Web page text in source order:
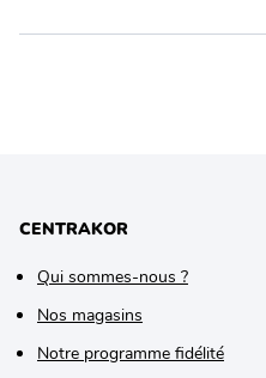
CENTRAKOR
Qui sommes-nous ?
Nos magasins
Notre programme fidélité